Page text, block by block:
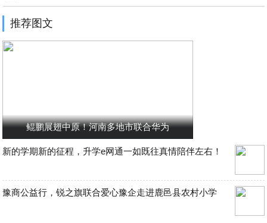
推荐图文
鲲鹏展翅中原！河南多地市联合华为
新的学期新的征程，升学e网通一如既往真情陪伴左右！
豫商公益行，锐之旗联合爱心豫企走进鹿邑县农村小学